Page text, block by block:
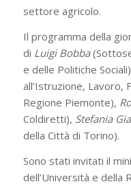
settore agricolo.
Il programma della
di Luigi Bobba
e delle Politiche
all’Istruzione, Lavoro,
Regione Piemonte),
Coldiretti), Stefania
della Città di Torino).
Sono stati invitati il
dell’Università e della